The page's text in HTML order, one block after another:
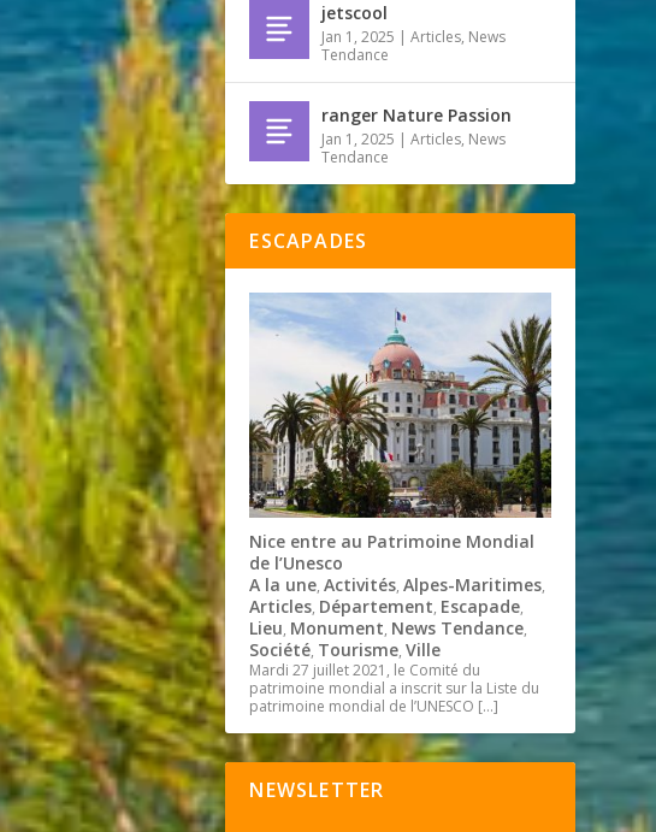
jetscool
Jan 1, 2025 |Articles, News
Tendance
ranger Nature Passion
Jan 1, 2025 |Articles, News
Tendance
ESCAPADES
Nice entre au Patrimoine Mondial
de l’Unesco
A la une,Activités,Alpes-Maritimes,
Articles, Département, Escapade,
Lieu, Monument, News Tendance,
Société, Tourisme,Ville
Mardi 27 juillet 2021, le Comité du
patrimoine mondial a inscrit sur la Liste du
patrimoine mondial de l’UNESCO […]
NEWSLETTER